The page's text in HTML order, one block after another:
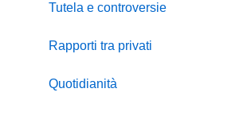
Tutela e controversie
Rapporti tra privati
Quotidianità